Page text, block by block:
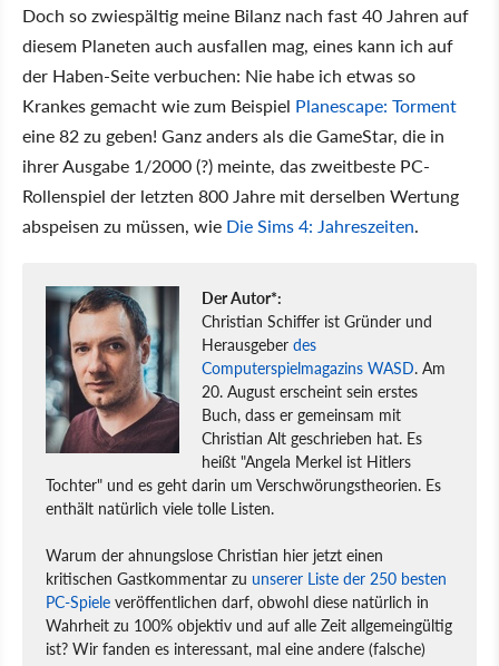
Doch so zwiespältig meine Bilanz nach fast 40 Jahren auf
diesem Planeten auch ausfallen mag, eines kann ich auf
der Haben-Seite verbuchen: Nie habe ich etwas so
Krankes gemacht wie zum Beispiel Planescape: Torment
eine 82 zu geben! Ganz anders als die GameStar, die in
ihrer Ausgabe 1/2000 (?) meinte, das zweitbeste PC-
Rollenspiel der letzten 800 Jahre mit derselben Wertung
abspeisen zu müssen, wie Die Sims 4: Jahreszeiten.
Der Autor*:
Christian Schiffer ist Gründer und
Herausgeber des
Computerspielmagazins WASD. Am
20. August erscheint sein erstes
Buch, dass er gemeinsam mit
Christian Alt geschrieben hat. Es
heißt "Angela Merkel ist Hitlers
Tochter" und es geht darin um Verschwörungstheorien. Es
enthält natürlich viele tolle Listen.
Warum der ahnungslose Christian hier jetzt einen
kritischen Gastkommentar zu unserer Liste der 250 besten
PC-Spiele veröffentlichen darf, obwohl diese natürlich in
Wahrheit zu 100% objektiv und auf alle Zeit allgemeingültig
ist? Wir fanden es interessant, mal eine andere (falsche)